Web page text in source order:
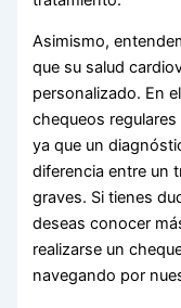
Asimismo,
que su salud
personalizado. En el
chequeos
ya que un
diferencia entre un
graves. Si tienes
deseas conocer
realizarse un
navegando por